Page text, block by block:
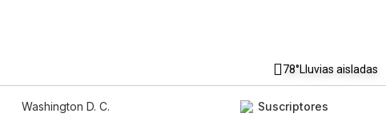
78°Lluvias aisladas
Washington D. C.
Suscriptores